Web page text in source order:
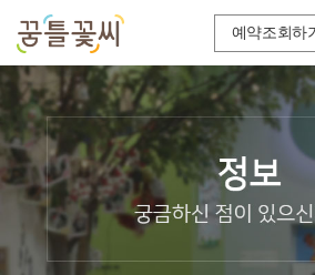
예약조회하